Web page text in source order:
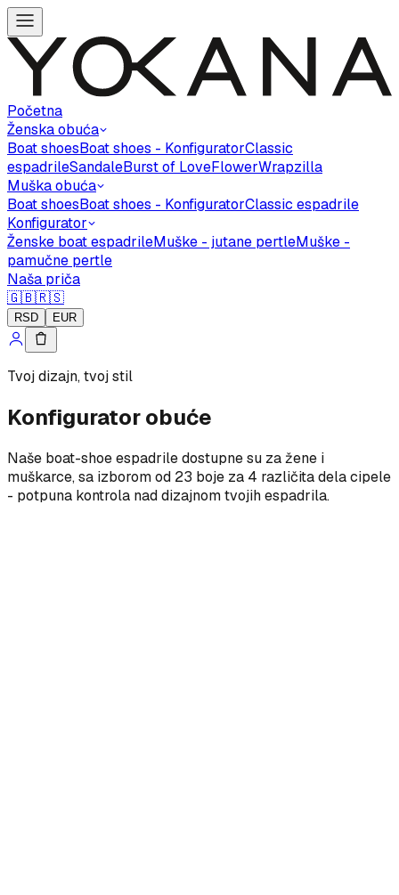
Početna
Ženska obuća
Boat shoesBoat shoes - KonfiguratorClassic
espadrileSandaleBurst of LoveFlowerWrapzilla
Muška obuća
Boat shoesBoat shoes - KonfiguratorClassic espadrile
Konfigurator
Ženske boat espadrileMuške - jutane pertleMuške -
pamučne pertle
Naša priča
🇬🇧🇷🇸
RSD EUR
Tvoj dizajn, tvoj stil
Konfigurator obuće
Naše boat-shoe espadrile dostupne su za žene i
muškarce, sa izborom od 23 boje za 4 različita dela cipele
- potpuna kontrola nad dizajnom tvojih espadrila.